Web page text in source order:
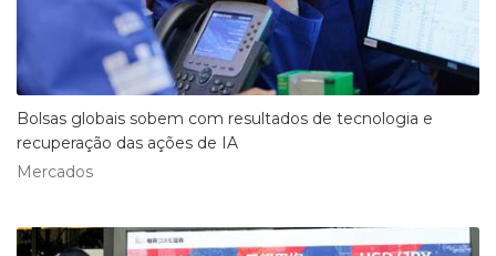
Bolsas globais sobem com resultados de tecnologia e
recuperação das ações de IA
Mercados